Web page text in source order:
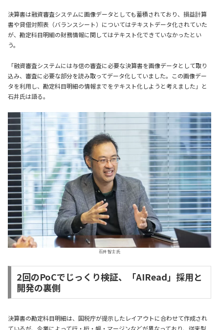
決算書は融資審査システムに画像データとしても蓄積されており、損益計算
書や貸借対照表（バランスシート）についてはテキストデータ化されていた
が、勘定科目明細の財務情報に関してはテキスト化できていなかったとい
う。
「融資審査システムには与信の審査に必要な決算書を画像データとして取り
込み、審査に必要な部分を読み取ってデータ化していました。この画像デー
タを利用し、勘定科目明細の情報までをテキスト化しようと考えました」と
石井氏は語る。
石井 智士 氏
2回のPoCでじっくり検証、「AIRead」採用と
開発の裏側
決算書の勘定科目明細は、国税庁が提示したレイアウトに合わせて作成され